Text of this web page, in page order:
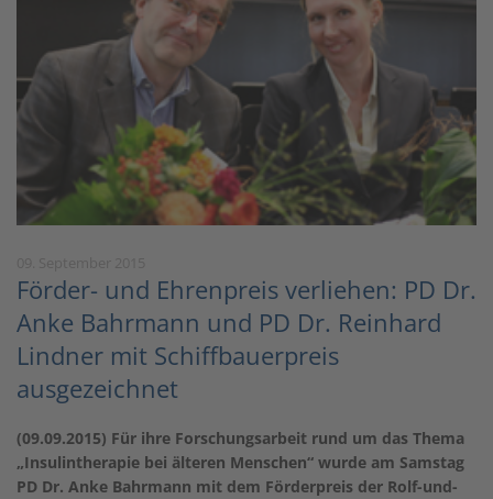
Förder- und Ehrenpreis verliehen: PD Dr.
Anke Bahrmann und PD Dr. Reinhard
Lindner mit Schiffbauerpreis
ausgezeichnet
(09.09.2015) Für ihre Forschungsarbeit rund um das Thema
„Insulintherapie bei älteren Menschen“ wurde am Samstag
PD Dr. Anke Bahrmann mit dem Förderpreis der Rolf-und-